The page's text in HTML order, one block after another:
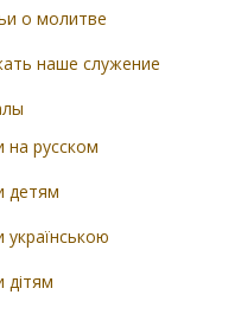
о молитве
наше служение
на русском
детям
українською
дітям